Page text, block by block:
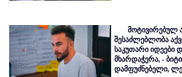
მოტივირებულ
შესაძლებლობა
საკუთარი იდეები
მხარდაჭერა, -
დამფუძნებელი,